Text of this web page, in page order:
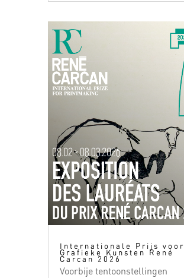
Internationale Prijs voor
Grafieke Kunsten René
Carcan 2026
Voorbije tentoonstellingen